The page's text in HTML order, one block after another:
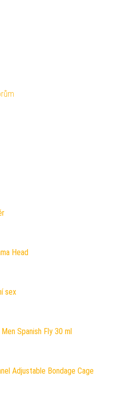
Head
sex
Spanish Fly 30 ml
Adjustable Bondage Cage